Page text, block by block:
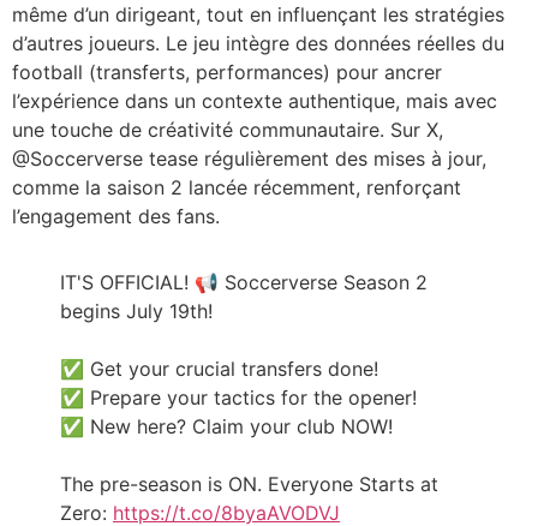
même d’un dirigeant, tout en influençant les stratégies
d’autres joueurs. Le jeu intègre des données réelles du
football (transferts, performances) pour ancrer
l’expérience dans un contexte authentique, mais avec
une touche de créativité communautaire. Sur X,
@Soccerverse tease régulièrement des mises à jour,
comme la saison 2 lancée récemment, renforçant
l’engagement des fans.
IT'S OFFICIAL! 📢 Soccerverse Season 2
begins July 19th!
✅ Get your crucial transfers done!
✅ Prepare your tactics for the opener!
✅ New here? Claim your club NOW!
The pre-season is ON. Everyone Starts at
Zero: https://t.co/8byaAVODVJ